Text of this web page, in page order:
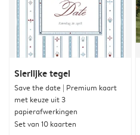
Sierlijke tegel
Save the date | Premium kaart
met keuze uit 3
papierafwerkingen
Set van 10 kaarten